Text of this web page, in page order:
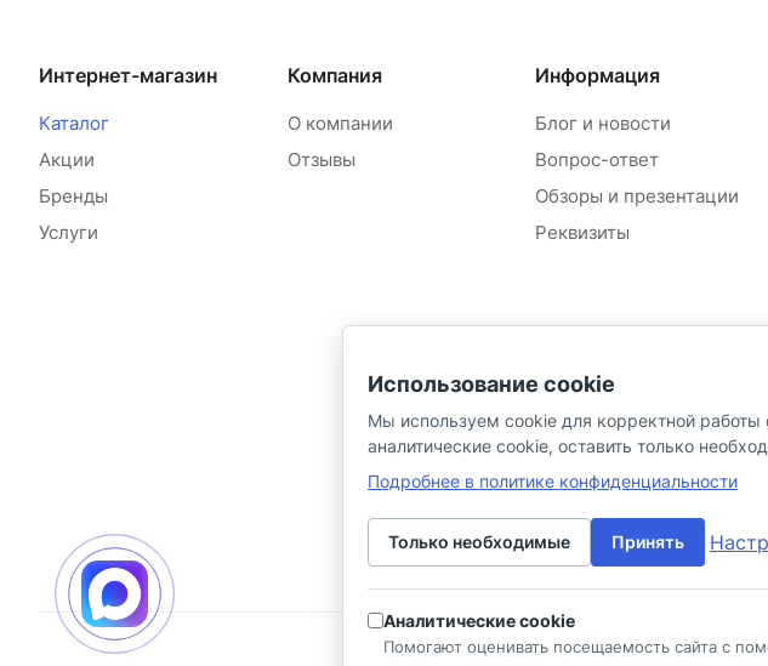
Интернет-магазин
Каталог
Акции
Бренды
Услуги
Компания
О компании
Отзывы
Информация
Блог и новости
Вопрос-ответ
Обзоры и презентации
Реквизиты
Использование cookie
Мы используем cookie для корректной
аналитические cookie, оставить только
Подробнее в политике конфиденциальности
Только необходимые Принять
Аналитические cookie
Помогают оценивать посещаемость сайта с